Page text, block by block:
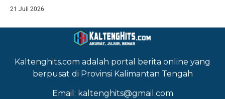
21 Juli 2026
Kaltenghits.com adalah portal berita online yang
berpusat di Provinsi Kalimantan Tengah
Email: kaltenghits@gmail.com